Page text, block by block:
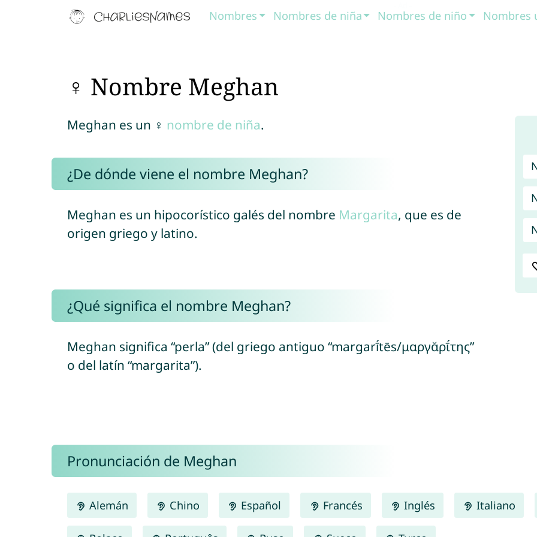
Nombres Nombres de niña Nombres de niño Nombres
♀ Nombre Meghan
Meghan es un ♀ nombre de niña.
¿De dónde viene el nombre Meghan?
Meghan es un hipocorístico galés del nombre Margarita, que es de
origen griego y latino.
¿Qué significa el nombre Meghan?
Meghan significa “perla” (del griego antiguo “margarī́tēs/μαργᾰρῑ́της”
o del latín “margarita”).
Pronunciación de Meghan
Alemán Chino Español Francés Inglés Italiano